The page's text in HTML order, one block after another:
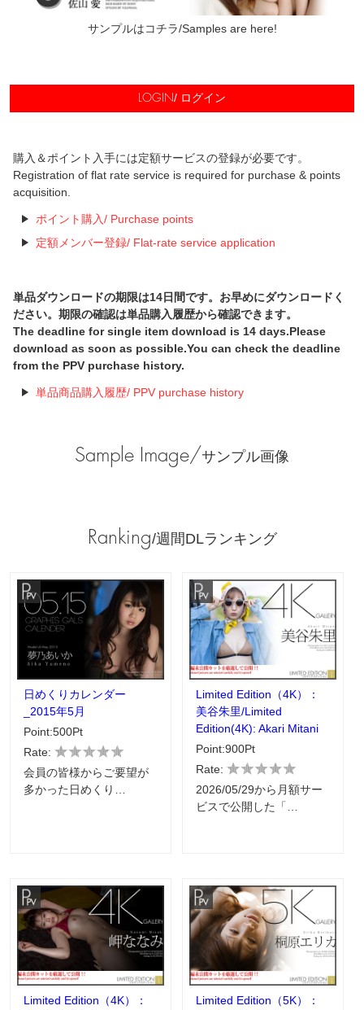
サンプルはコチラ/Samples are here!
LOGIN/ ログイン
購入＆ポイント入手には定額サービスの登録が必要です。
Registration of flat rate service is required for purchase & points
acquisition.
ポイント購入/ Purchase points
定額メンバー登録/ Flat-rate service application
単品ダウンロードの期限は14日間です。お早めにダウンロードく
ださい。期限の確認は単品購入履歴から確認できます。
The deadline for single item download is 14 days.Please
download as soon as possible.You can check the deadline
from the PPV purchase history.
単品商品購入履歴/ PPV purchase history
Sample Image/サンプル画像
Ranking/週間DLランキング
日めくりカレンダー
_2015年5月
Point:500Pt
Rate:
会員の皆様からご要望が
多かった日めくり…
Limited Edition（4K）：
美谷朱里/Limited
Edition(4K): Akari Mitani
Point:900Pt
Rate:
2026/05/29から月額サー
ビスで公開した「…
Limited Edition（4K）：
Limited Edition（5K）：